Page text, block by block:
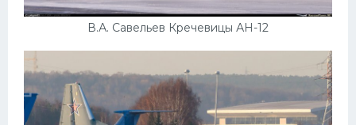
В.А. Савельев Кречевицы АН-12